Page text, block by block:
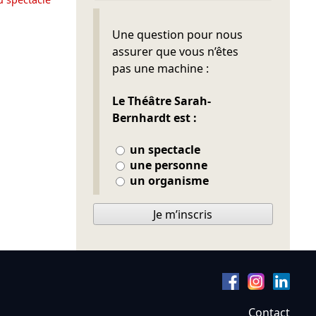
Une question pour nous
assurer que vous n’êtes
pas une machine :
Le Théâtre Sarah-
Bernhardt est :
un spectacle
une personne
un organisme
Ne pas remplir
Je m’inscris
Contact